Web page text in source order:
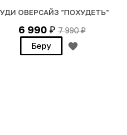
ОВЕРСАЙЗ "ПОХУДЕТЬ"
6 990 ₽ 7 990₽
Беру